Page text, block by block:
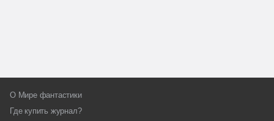
О Мире фантастики
Где купить журнал?